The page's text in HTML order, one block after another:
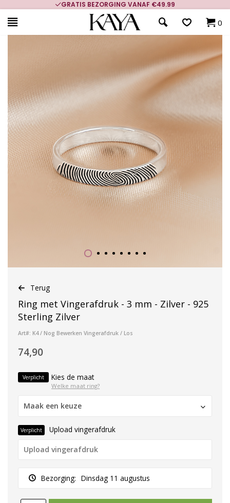
GRATIS BEZORGING VANAF €49.99
0
Terug
Ring met Vingerafdruk - 3 mm - Zilver - 925
Sterling Zilver
Art#: K4 / Nog Bewerken Vingerafdruk / Los
74,90
Verplicht Kies de maat
Welke maat ring?
Maak een keuze
Verplicht Upload vingerafdruk
Bezorging: Dinsdag 11 augustus